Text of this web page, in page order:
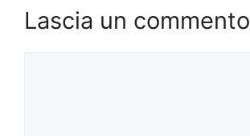
Lascia un commento